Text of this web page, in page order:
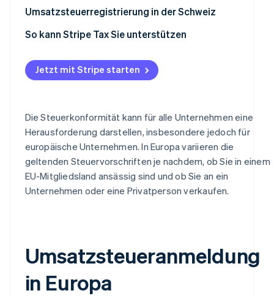
Registrierung für eine
Zeitpunkt
Registrierung für eine
Umsatzsteuerregistrierung in der Schweiz
Zeitpunkt
Umsatzsteueridentifikationsnummer
So kann Stripe Tax Sie unterstützen
Jetzt mit Stripe starten
Die Steuerkonformität kann für alle Unternehmen eine
Herausforderung darstellen, insbesondere jedoch für
europäische Unternehmen. In Europa variieren die
geltenden Steuervorschriften je nachdem, ob Sie in einem
EU-Mitgliedsland ansässig sind und ob Sie an ein
Unternehmen oder eine Privatperson verkaufen.
Umsatzsteueranmeldung
in Europa